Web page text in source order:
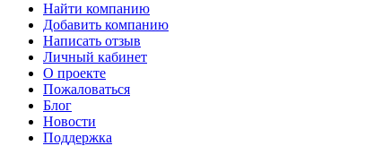
Найти компанию
Добавить компанию
Написать отзыв
Личный кабинет
О проекте
Пожаловаться
Блог
Новости
Поддержка